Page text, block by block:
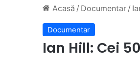
Acasă / Documentar /
Documentar
Ian Hill: Cei